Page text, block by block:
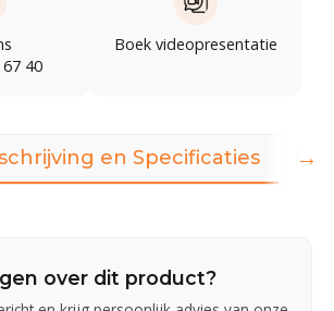
40
Boek videopresentatie
en Specificaties
over dit product?
→